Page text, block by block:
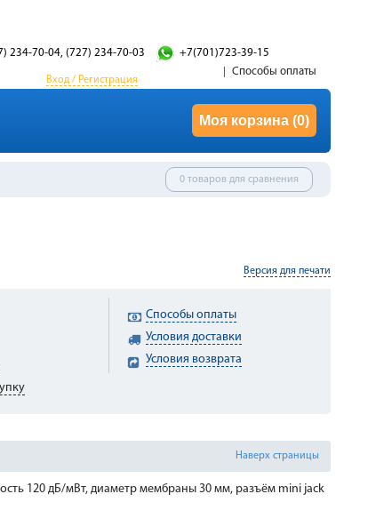
234-70-04, (727) 234-70-03 +7(701)723-39-15
Вход / Регистрация
Способы оплаты
Моя корзина (0)
0 товаров для сравнения
Версия для печати
Способы оплаты
Условия доставки
Условия возврата
Наверх страницы
120 дБ/мВт, диаметр мембраны 30 мм, разъём mini jack